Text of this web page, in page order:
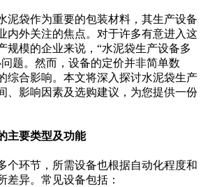
泥袋作为重要的包装材料，其生产设备
内外关注的焦点。对于许多有意进入这
规模的企业来说，“水泥袋生产设备多
题。然而，设备的定价并非简单数
综合影响。本文将深入探讨水泥袋生产
、影响因素及选购建议，为您提供一份
主要类型及功能
个环节，所需设备也根据自动化程度和
差异。常见设备包括：